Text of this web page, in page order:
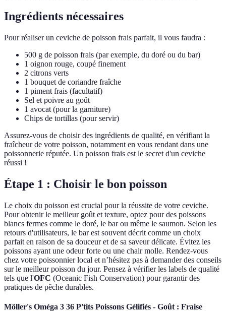
Ingrédients nécessaires
Pour réaliser un ceviche de poisson frais parfait, il vous faudra :
500 g de poisson frais (par exemple, du doré ou du bar)
1 oignon rouge, coupé finement
2 citrons verts
1 bouquet de coriandre fraîche
1 piment frais (facultatif)
Sel et poivre au goût
1 avocat (pour la garniture)
Chips de tortillas (pour servir)
Assurez-vous de choisir des ingrédients de qualité, en vérifiant la
fraîcheur de votre poisson, notamment en vous rendant dans une
poissonnerie réputée. Un poisson frais est le secret d'un ceviche
réussi !
Étape 1 : Choisir le bon poisson
Le choix du poisson est crucial pour la réussite de votre ceviche.
Pour obtenir le meilleur goût et texture, optez pour des poissons
blancs fermes comme le doré, le bar ou même le saumon. Selon les
retours d'utilisateurs, le bar est souvent décrit comme un choix
parfait en raison de sa douceur et de sa saveur délicate. Évitez les
poissons ayant une odeur forte ou une chair molle. Rendez-vous
chez votre poissonnier local et n’hésitez pas à demander des conseils
sur le meilleur poisson du jour. Pensez à vérifier les labels de qualité
tels que l'OFC (Oceanic Fish Conservation) pour garantir des
pratiques de pêche durables.
Möller's Oméga 3 36 P'tits Poissons Gélifiés - Goût : Fraise